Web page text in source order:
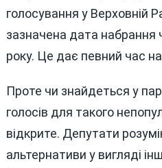
голосування у Верховній
зазначена дата набрання
року. Це дає певний час
Проте чи знайдеться у
голосів для такого
відкрите. Депутати
альтернативи у вигляді